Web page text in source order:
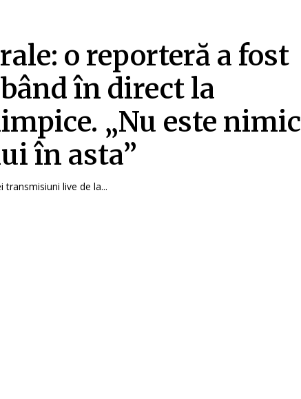
o reporteră a fost
în direct la
„Nu este nimic
în asta”
live de la...